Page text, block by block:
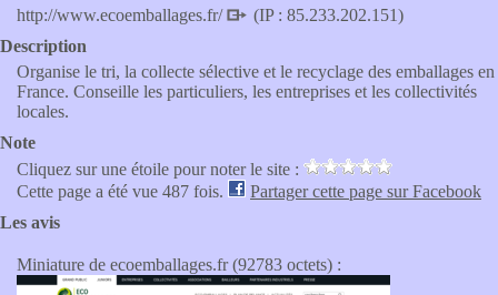
http://www.ecoemballages.fr/
(IP : 85.233.202.151)
Description
Organise le tri, la collecte sélective et le recyclage des emballages en
France. Conseille les particuliers, les entreprises et les collectivités
locales.
Note
Cliquez sur une étoile pour noter le site :
Cette page a été vue 487 fois.
Partager cette page sur Facebook
Les avis
Miniature de ecoemballages.fr (92783 octets) :